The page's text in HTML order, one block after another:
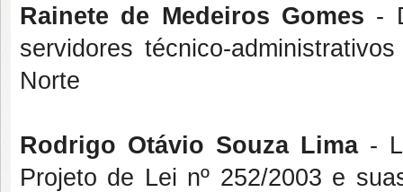
Rainete de Medeiros Gomes -
servidores técnico-
Norte
Rodrigo Otávio Souza Lima-
Projeto de Lei nº 252/2003 e